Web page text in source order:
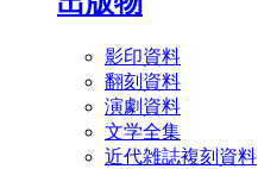
影印資料
翻刻資料
演劇資料
文学全集
近代雑誌複刻資料